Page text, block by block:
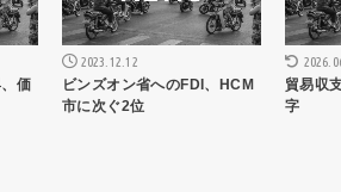
価
2023.12.12
ビンズオン省へのFDI、HCM
市に次ぐ2位
貿易収
字